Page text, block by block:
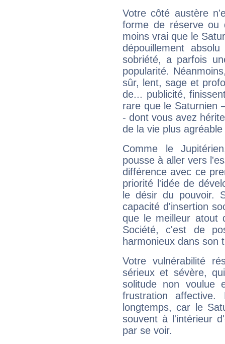
Votre côté austère
forme de réserve
moins vrai que le
dépouillement
sobriété, a parfois
popularité.
sûr, lent, sage et
de... publicité,
rare que le Saturnien
- dont vous avez
de la vie plus
Comme le
pousse à aller vers
différence avec ce
priorité l'idée de
le désir du pouvoir.
capacité d'insertion
que le meilleur atout
Société, c'est de
harmonieux dans son
Votre vulnérabilité
sérieux et sévère,
solitude non voulue
frustration
longtemps, car le
souvent à l'intérieur
par se voir.